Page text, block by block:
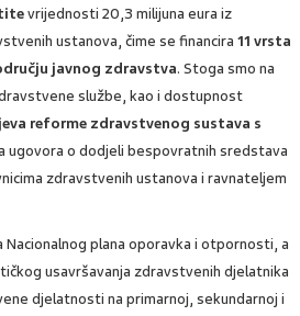
vrijednosti 20,3 milijuna eura iz
ustanova, čime se financira11 vrsta
javnog zdravstva. Stoga smo na
službe, kao i dostupnost
reforme zdravstvenog sustava s
ugovora o dodjeli bespovratnih sredstava
zdravstvenih ustanova i ravnateljem
plana oporavka i otpornosti, a
usavršavanja zdravstvenih djelatnika
djelatnosti na primarnoj, sekundarnoj i